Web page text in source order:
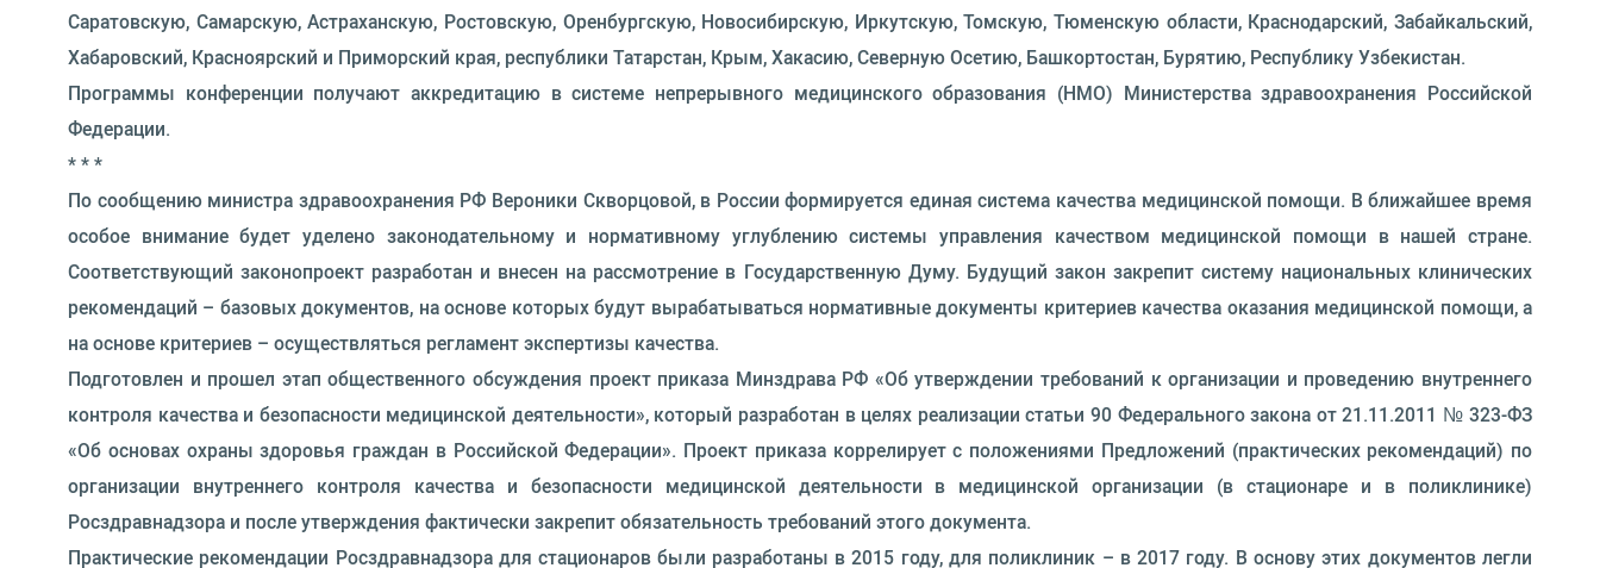
Саратовскую, Самарскую, Астраханскую, Ростовскую, Оренбургскую, Новосибирскую, Иркутскую, Томскую, Тюменскую области, Краснодарский, Забайкальский,
Хабаровский, Красноярский и Приморский края, республики Татарстан, Крым, Хакасию, Северную Осетию, Башкортостан, Бурятию, Республику Узбекистан.
Программы конференции получают аккредитацию в системе непрерывного медицинского образования (НМО) Министерства здравоохранения Российской
Федерации.
* * *
По сообщению министра здравоохранения РФ Вероники Скворцовой, в России формируется единая система качества медицинской помощи. В ближайшее время
особое внимание будет уделено законодательному и нормативному углублению системы управления качеством медицинской помощи в нашей стране.
Соответствующий законопроект разработан и внесен на рассмотрение в Государственную Думу. Будущий закон закрепит систему национальных клинических
рекомендаций – базовых документов, на основе которых будут вырабатываться нормативные документы критериев качества оказания медицинской помощи, а
на основе критериев – осуществляться регламент экспертизы качества.
Подготовлен и прошел этап общественного обсуждения проект приказа Минздрава РФ «Об утверждении требований к организации и проведению внутреннего
контроля качества и безопасности медицинской деятельности», который разработан в целях реализации статьи 90 Федерального закона от 21.11.2011 № 323-ФЗ
«Об основах охраны здоровья граждан в Российской Федерации». Проект приказа коррелирует с положениями Предложений (практических рекомендаций) по
организации внутреннего контроля качества и безопасности медицинской деятельности в медицинской организации (в стационаре и в поликлинике)
Росздравнадзора и после утверждения фактически закрепит обязательность требований этого документа.
Практические рекомендации Росздравнадзора для стационаров были разработаны в 2015 году, для поликлиник – в 2017 году. В основу этих документов легли